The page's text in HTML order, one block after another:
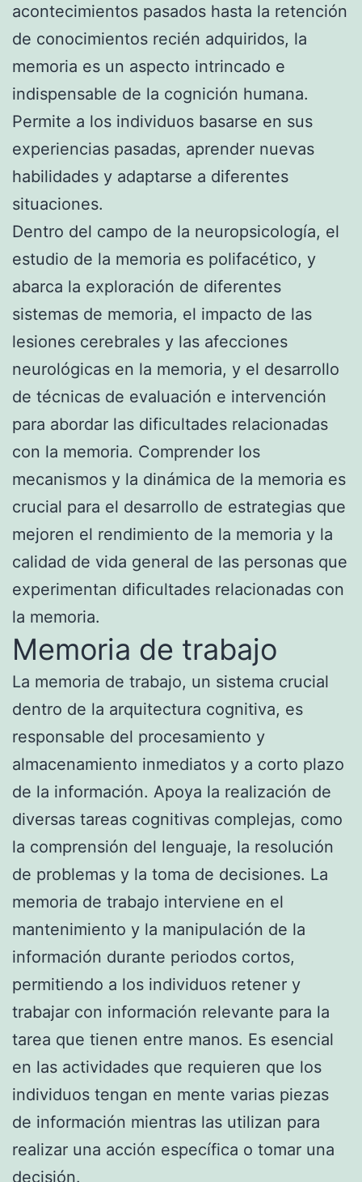
acontecimientos pasados hasta la retención
de conocimientos recién adquiridos, la
memoria es un aspecto intrincado e
indispensable de la cognición humana.
Permite a los individuos basarse en sus
experiencias pasadas, aprender nuevas
habilidades y adaptarse a diferentes
situaciones.
Dentro del campo de la neuropsicología, el
estudio de la memoria es polifacético, y
abarca la exploración de diferentes
sistemas de memoria, el impacto de las
lesiones cerebrales y las afecciones
neurológicas en la memoria, y el desarrollo
de técnicas de evaluación e intervención
para abordar las dificultades relacionadas
con la memoria. Comprender los
mecanismos y la dinámica de la memoria es
crucial para el desarrollo de estrategias que
mejoren el rendimiento de la memoria y la
calidad de vida general de las personas que
experimentan dificultades relacionadas con
la memoria.
Memoria de trabajo
La memoria de trabajo, un sistema crucial
dentro de la arquitectura cognitiva, es
responsable del procesamiento y
almacenamiento inmediatos y a corto plazo
de la información. Apoya la realización de
diversas tareas cognitivas complejas, como
la comprensión del lenguaje, la resolución
de problemas y la toma de decisiones. La
memoria de trabajo interviene en el
mantenimiento y la manipulación de la
información durante periodos cortos,
permitiendo a los individuos retener y
trabajar con información relevante para la
tarea que tienen entre manos. Es esencial
en las actividades que requieren que los
individuos tengan en mente varias piezas
de información mientras las utilizan para
realizar una acción específica o tomar una
decisión.